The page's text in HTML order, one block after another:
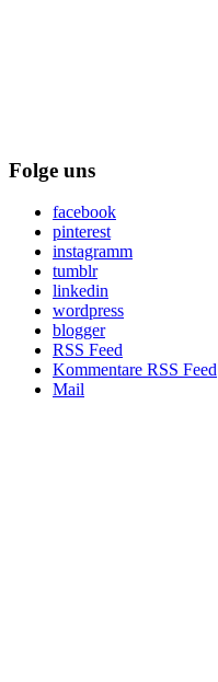
Folge uns
facebook
pinterest
instagramm
tumblr
linkedin
wordpress
blogger
RSS Feed
Kommentare RSS Feed
Mail